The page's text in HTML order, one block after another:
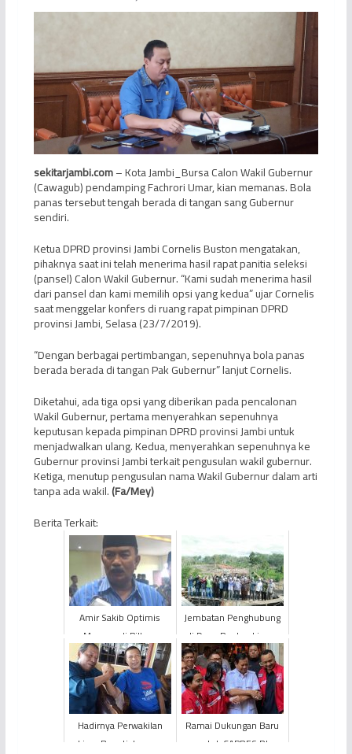
sekitarjambi.com– KotaJambi_Bursa Calon Wakil Gubernur
(Cawagub) pendamping Fachrori Umar, kian memanas. Bola
panas tersebut tengah berada di tangan sang Gubernur
sendiri.
Ketua DPRD provinsi Jambi Cornelis Buston mengatakan,
pihaknya saat ini telah menerima hasil rapat panitia seleksi
(pansel) Calon Wakil Gubernur. “Kami sudah menerima hasil
dari pansel dan kami memilih opsi yang kedua” ujar Cornelis
saat menggelar konfers di ruang rapat pimpinan DPRD
provinsi Jambi, Selasa (23/7/2019).
“Dengan berbagai pertimbangan, sepenuhnya bola panas
berada berada di tangan Pak Gubernur” lanjut Cornelis.
Diketahui, ada tiga opsi yang diberikan pada pencalonan
Wakil Gubernur, pertama menyerahkan sepenuhnya
keputusan kepada pimpinan DPRD provinsi Jambi untuk
menjadwalkan ulang. Kedua, menyerahkan sepenuhnya ke
Gubernur provinsi Jambi terkait pengusulan wakil gubernur.
Ketiga, menutup pengusulan nama Wakil Gubernur dalam arti
tanpa ada wakil.(Fa/Mey)
Berita Terkait:
Amir Sakib Optimis
Menang di Pilbup
Tanjab Barat
Jembatan Penghubung
di Desa Rantau Limau
Manis Jadi Dedikasi
Nyata FU Menjabat
Gubenu...
Hadirnya Perwakilan
Lima Bupati, Lampu
Ramai Dukungan Baru
untuk CAPRES RI